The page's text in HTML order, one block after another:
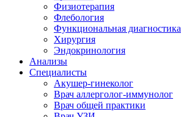
Физиотерапия
Флебология
Функциональная диагностика
Хирургия
Эндокринология
Анализы
Специалисты
Акушер-гинеколог
Врач аллерголог-иммунолог
Врач общей практики